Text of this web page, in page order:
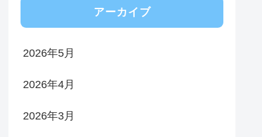
アーカイブ
2026年5月
2026年4月
2026年3月